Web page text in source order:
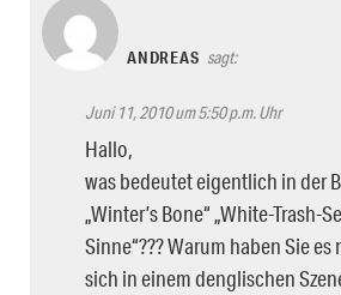
ANDREAS sagt:
Juni 11, 2010 um 5:50 p.m. Uhr
Hallo,
was bedeutet eigentlich in der
„Winter’s Bone“ „White-Trash-
Sinne“??? Warum haben Sie
sich in einem denglischen